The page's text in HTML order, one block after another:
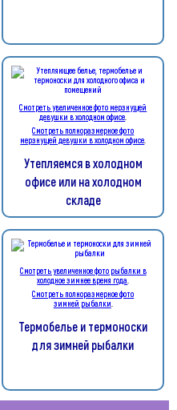
Смотреть увеличенное фото мерзнущей
девушки в холодном офисе
Смотреть полноразмерное фото
мерзнущей девушки в холодном офисе
Утепляемся в холодном
офисе или на холодном
складе
Смотреть увеличенное фото рыбалки в
холодное зимнее время года
Смотреть полноразмерное фото
зимней рыбалки
Термобелье и термоноски
для зимней рыбалки